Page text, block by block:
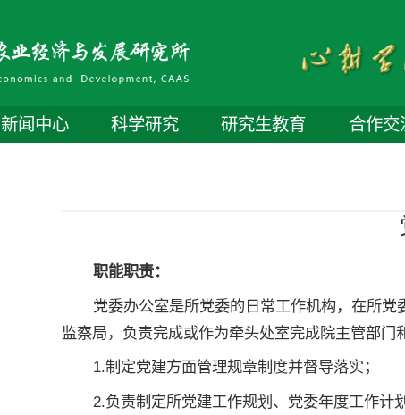
新闻中心 科学研究 研究生教育 合作交
职能职责：
党委办公室是所党委的日常工作机构，在所
监察局，负责完成或作为牵头处室完成院主管部门
1.制定党建方面管理规章制度并督导落实；
2.负责制定所党建工作规划、党委年度工作计